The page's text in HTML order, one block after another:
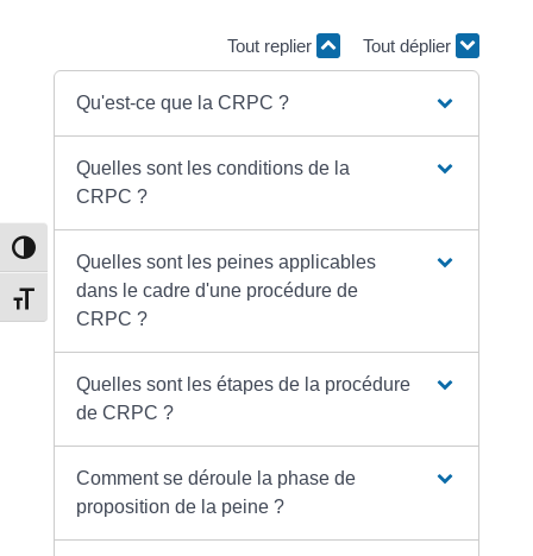
Passer en contraste élevé
Changer la taille de la police
Tout replier Tout déplier
Qu'est-ce que la CRPC ?
Quelles sont les conditions de la
CRPC ?
Quelles sont les peines applicables
dans le cadre d'une procédure de
CRPC ?
Quelles sont les étapes de la procédure
de CRPC ?
Comment se déroule la phase de
proposition de la peine ?